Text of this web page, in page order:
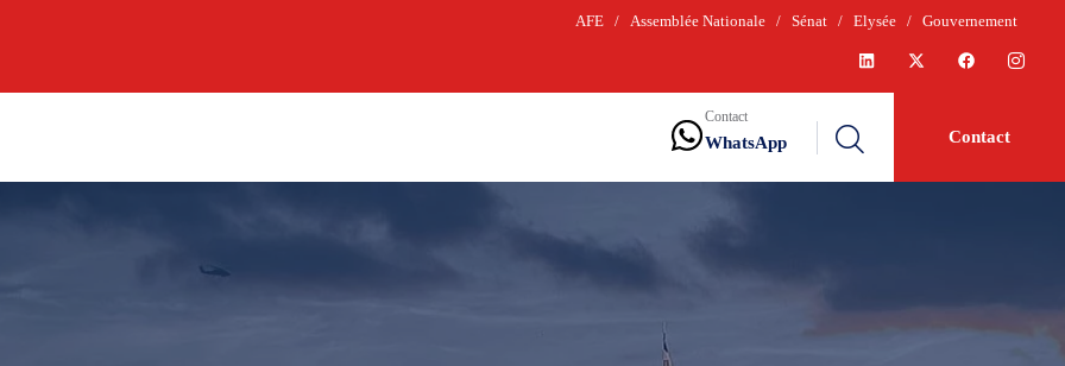
AFE/ Assemblée Nationale/ Sénat/ Elysée/ Gouvernement
Contact
WhatsApp Contact